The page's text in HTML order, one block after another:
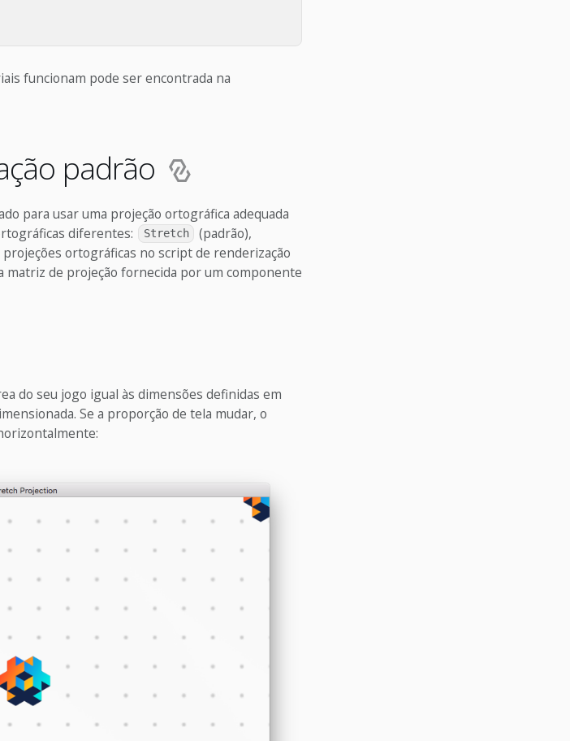
funcionam pode ser encontrada na
padrão
para usar uma projeção ortográfica adequada
diferentes:
Stretch (padrão),
projeções ortográficas no script de renderização
matriz de projeção fornecida por um componente
do seu jogo igual às dimensões definidas em
Se a proporção de tela mudar, o